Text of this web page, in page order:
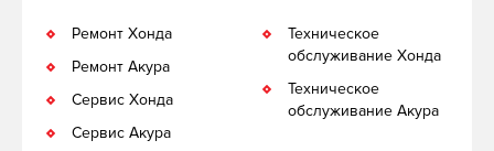
Ремонт Хонда
Ремонт Акура
Сервис Хонда
Сервис Акура
Техническое
обслуживание Хонда
Техническое
обслуживание Акура